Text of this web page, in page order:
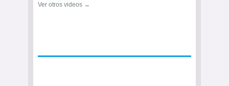
Ver otros videos →